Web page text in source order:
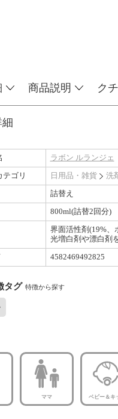
商品説明 ク
ラボン ルランジェ
テゴリ
日用品・雑貨 洗
詰替え
800ml(詰替2回分)
界面活性剤(19%、
光増白剤や漂白剤
4582469492825
タグ 特徴から探す
ママ ベビー＆キ